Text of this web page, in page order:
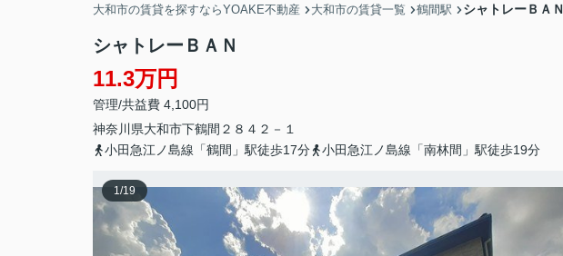
大和市の賃貸を探すならYOAKE不動産 大和市の賃貸一覧 鶴間駅 シャトレーＢＡＮ
シャトレーＢＡＮ
11.3万円
管理/共益費 4,100円
神奈川県大和市下鶴間 ２８４２－１
小田急江ノ島線「鶴間」駅徒歩17分
小田急江ノ島線「南林間」駅徒歩19分
1/19